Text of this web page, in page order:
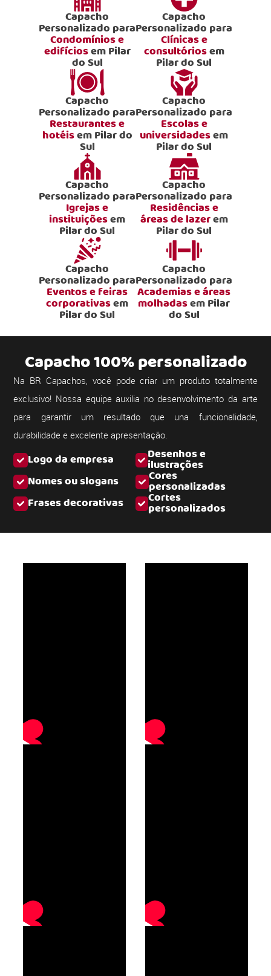
Capacho
Personalizado para
Condomínios e
edifíciosem Pilar
do Sul
Capacho
Personalizado para
Clínicas e
consultóriosem
Pilar do Sul
Capacho
Personalizado para
Restaurantes e
hotéisem Pilar do
Sul
Capacho
Personalizado para
Escolas e
universidadesem
Pilar do Sul
Capacho
Personalizado para
Igrejas e
instituiçõesem
Pilar do Sul
Capacho
Personalizado para
Residências e
áreas de lazerem
Pilar do Sul
Capacho
Personalizado para
Eventos e feiras
corporativasem
Pilar do Sul
Capacho
Personalizado para
Academias e áreas
molhadasem Pilar
do Sul
Logo da empresa Desenhos e
ilustrações
Nomes ou slogans
Cores
personalizadas
Frases decorativas
Cortes
personalizados
Capacho 100% personalizado
Na BR Capachos, você pode criar um produto totalmente
exclusivo! Nossa equipe auxilia no desenvolvimento da arte
para garantir um resultado que una funcionalidade,
durabilidade e excelente apresentação.